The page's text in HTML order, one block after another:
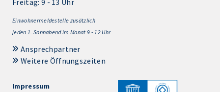
Einwohnermeldestelle zusätzlich
jeden 1. Sonnabend im Monat 9 - 12 Uhr
Ansprechpartner
Weitere Öffnungszeiten
Impressum